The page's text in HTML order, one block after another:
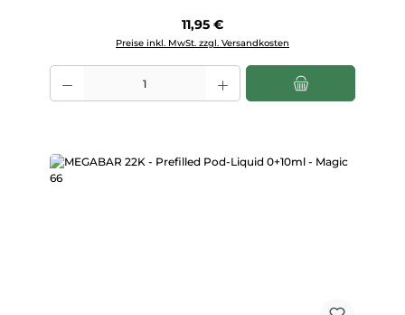
Regulärer Preis:
11,95 €
Preise inkl. MwSt. zzgl. Versandkosten
Produkt Anzahl: Gib den gewünschten Wert ein oder benutze die